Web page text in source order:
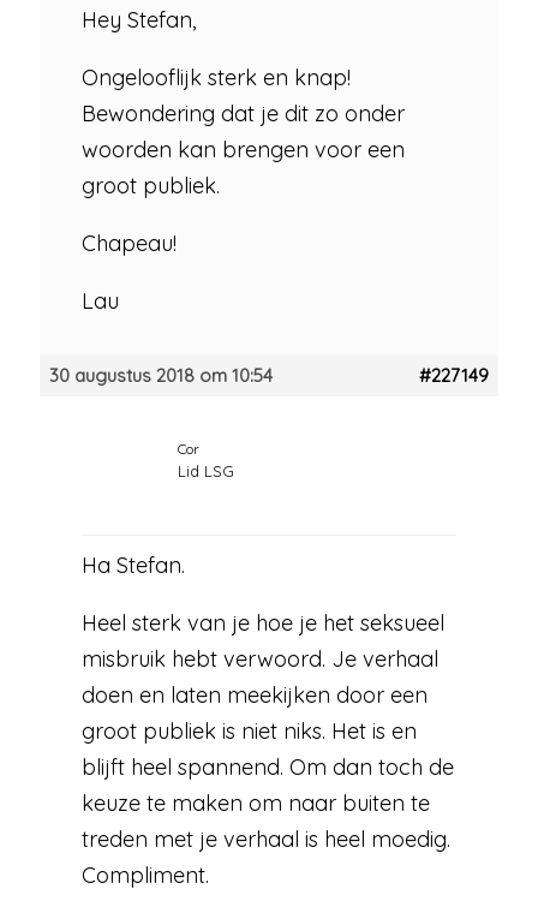
Hey Stefan,
Ongelooflijk sterk en knap!
Bewondering dat je dit zo onder
woorden kan brengen voor een
groot publiek.
Chapeau!
Lau
30 augustus 2018 om 10:54 #227149
Cor
Lid LSG
Ha Stefan.
Heel sterk van je hoe je het seksueel
misbruik hebt verwoord. Je verhaal
doen en laten meekijken door een
groot publiek is niet niks. Het is en
blijft heel spannend. Om dan toch de
keuze te maken om naar buiten te
treden met je verhaal is heel moedig.
Compliment.